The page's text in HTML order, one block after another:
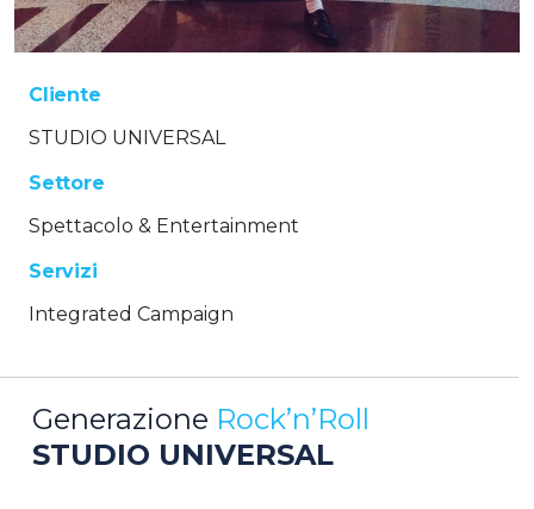
Cliente
STUDIO UNIVERSAL
Settore
Spettacolo & Entertainment
Servizi
Integrated Campaign
Generazione Rock’n’Roll
STUDIO UNIVERSAL